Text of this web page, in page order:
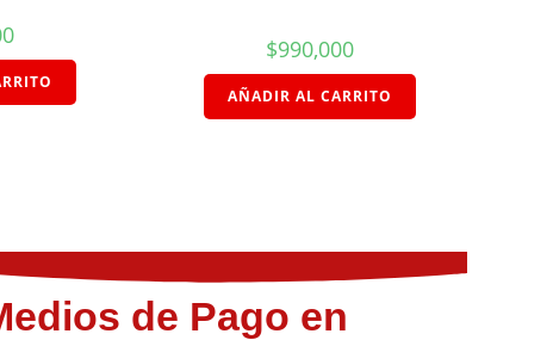
$990,000
AÑADIR AL CARRITO
de Pago en